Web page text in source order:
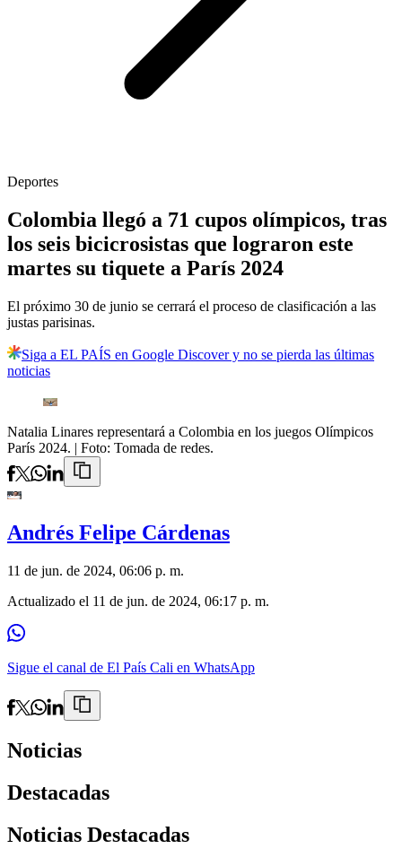
Deportes
Colombia llegó a 71 cupos olímpicos, tras
los seis bicicrosistas que lograron este
martes su tiquete a París 2024
El próximo 30 de junio se cerrará el proceso de clasificación a las
justas parisinas.
Siga a EL PAÍS en Google Discover y no se pierda las últimas
noticias
Natalia Linares representará a Colombia en los juegos Olímpicos
París 2024. | Foto: Tomada de redes.
Andrés Felipe Cárdenas
11 de jun. de 2024, 06:06 p. m.
Actualizado el 11 de jun. de 2024, 06:17 p. m.
Sigue el canal de El País Cali en WhatsApp
Noticias
Destacadas
Noticias Destacadas